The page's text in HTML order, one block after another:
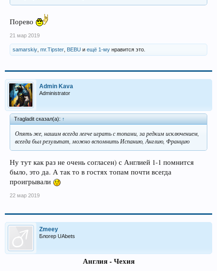
Порево
21 мар 2019
samarskiy mr.Tipster BEBU и ещё 1-му нравится это.
Admin Kava
Administrator
Tragladit сказал(а): ↑
Опять же, нашим всегда легче играть с топами, за редким исключением,
всегда был результат, можно вспомнить Испанию, Англию, Францию
Ну тут как раз не очень согласен) с Англией 1-1 помнится
было, это да. А так то в гостях топам почти всегда
проигрывали
22 мар 2019
Zmeey
Блогер UAbets
Англия - Чехия